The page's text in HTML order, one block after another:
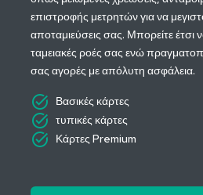
επιστροφής μετρητών για να
αποταμιεύσεις σας. Μπορείτε έτσι
ταμειακές ροές σας ενώ
σας αγορές με απόλυτη ασφάλεια.
task_alt Βασικές κάρτες
task_alt τυπικές κάρτες
task_alt Κάρτες Premium